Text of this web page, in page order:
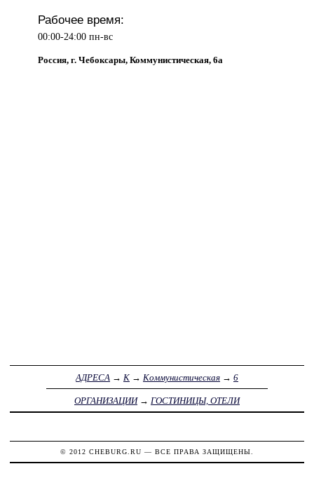
Рабочее время:
00:00-24:00 пн-вс
Россия, г. Чебоксары, Коммунистическая, 6а
АДРЕСА → К → Коммунистическая → 6
ОРГАНИЗАЦИИ→ ГОСТИНИЦЫ, ОТЕЛИ
© 2012 CHEBURG.RU — ВСЕ ПРАВА ЗАЩИЩЕНЫ.